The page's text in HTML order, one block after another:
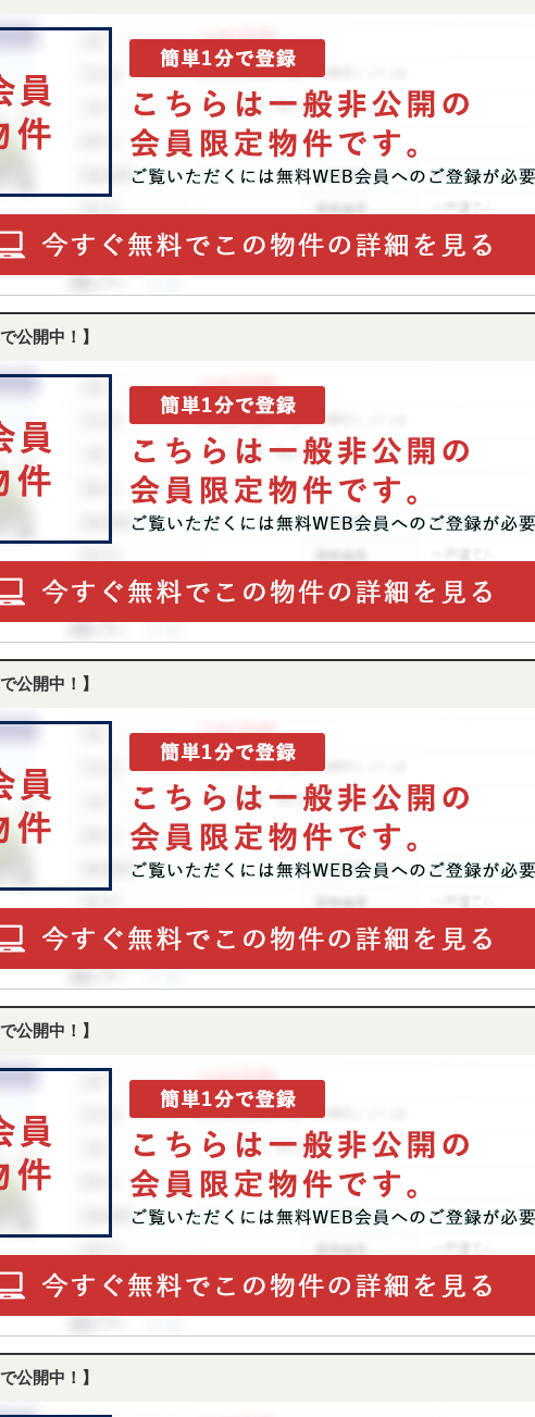
公開中！】
公開中！】
公開中！】
公開中！】